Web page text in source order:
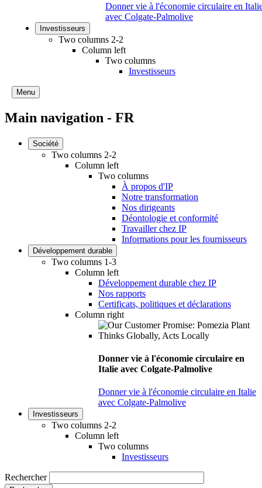
Donner vie à l'économie circulaire en
avec Colgate-Palmolive
Investisseurs
Two columns 2-2
Column left
Two columns
Investisseurs
Menu
Main navigation - FR
Société
Two columns 2-2
Column left
Two columns
À propos d'IP
Notre transformation
Nos dirigeants
Déontologie et conformité
Travailler chez IP
Informations pour les fournisseurs
Développement durable
Two columns 1-3
Column left
Développement durable chez IP
Nos rapports
Certificats, politiques et déclarations
Column right
Donner vie à l'économie circulaire en
Italie avec Colgate-Palmolive
Donner vie à l'économie circulaire en Italie
avec Colgate-Palmolive
Investisseurs
Two columns 2-2
Column left
Two columns
Investisseurs
Rechercher